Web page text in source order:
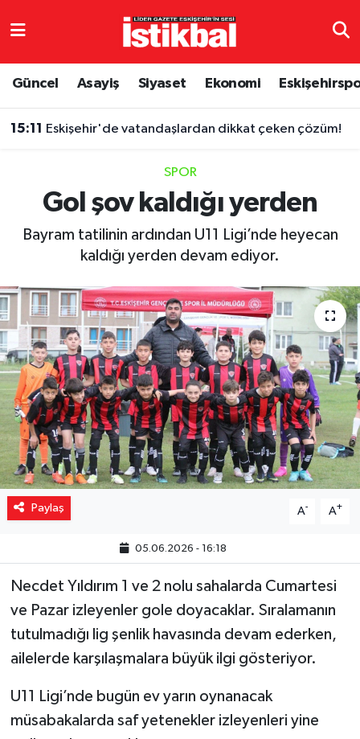
Güncel Asayiş Siyaset Ekonomi
15:11 Eskişehir'de vatandaşlardan dikkat çeken çözüm!
SPOR
Gol şov kaldığı yerden
Bayram tatilinin ardından U11 Ligi’nde heyecan
kaldığı yerden devam ediyor.
Paylaş A- A+
05.06.2026 - 16:18
Necdet Yıldırım 1 ve 2 nolu sahalarda Cumartesi
ve Pazar izleyenler gole doyacaklar. Sıralamanın
tutulmadığı lig şenlik havasında devam ederken,
ailelerde karşılaşmalara büyük ilgi gösteriyor.
U11 Ligi’nde bugün ev yarın oynanacak
müsabakalarda saf yetenekler izleyenleri yine
Eskişehirspor
Ekonomi
Sağlık
Yaşam
Resmi ilanlar
Eskişehir Nöbetçi Eczaneler
Tüm Manşetler
Son Dakika Haberleri
Haber Arşivi